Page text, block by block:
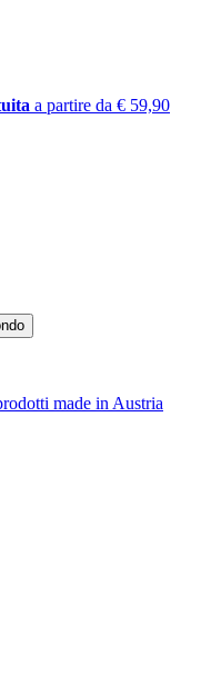
a partire da € 59,90
made in Austria